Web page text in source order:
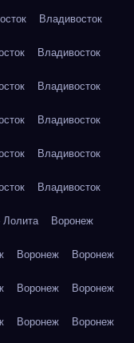
Владивосток
Владивосток
Владивосток
Владивосток
Владивосток
Владивосток
Воронеж
Воронеж Воронеж
Воронеж Воронеж
Воронеж Воронеж